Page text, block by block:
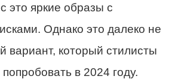
это яркие образы с
Однако это далеко не
вариант, который стилисты
в 2024 году.